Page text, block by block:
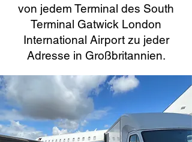
von jedem Terminal des South
Terminal Gatwick London
International Airport zu jeder
Adresse in Großbritannien.